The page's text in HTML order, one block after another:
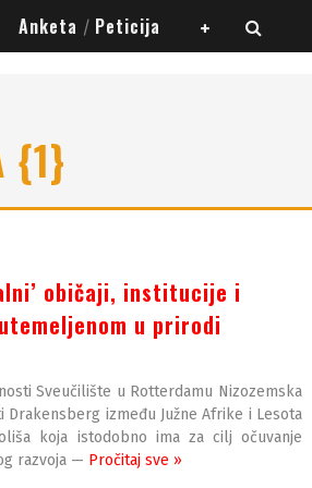
Anketa / Peticija
{1}
običaji, institucije i
u prirodi
Sveučilište u Rotterdamu Nizozemska
između Južne Afrike i Lesota
koja istodobno ima za cilj očuvanje
razvoja — Pročitaj sve »